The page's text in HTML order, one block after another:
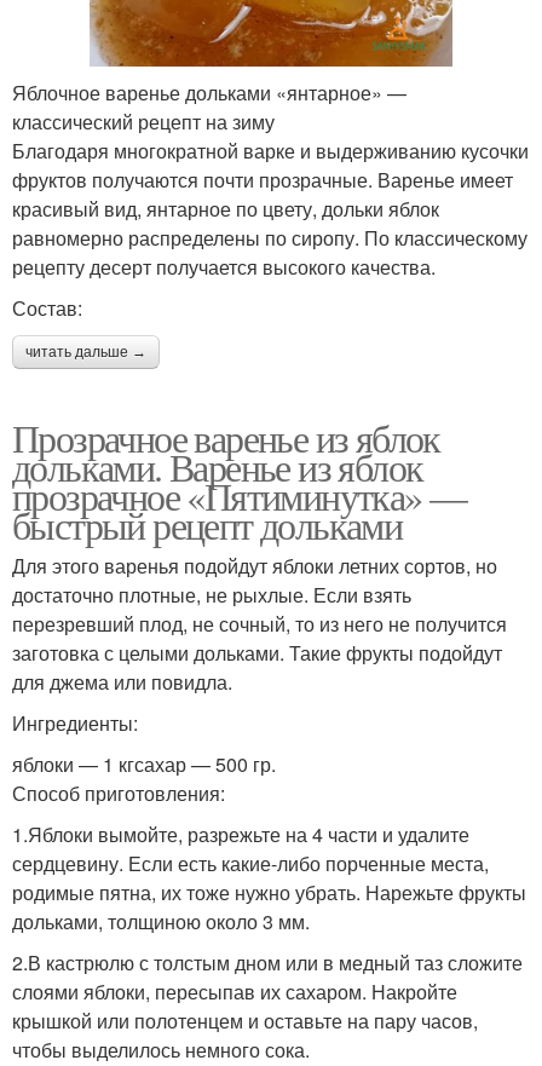
Яблочное варенье дольками «янтарное» —
классический рецепт на зиму
Благодаря многократной варке и выдерживанию кусочки
фруктов получаются почти прозрачные. Варенье имеет
красивый вид, янтарное по цвету, дольки яблок
равномерно распределены по сиропу. По классическому
рецепту десерт получается высокого качества.
Состав:
читать дальше →
Прозрачное варенье из яблок
дольками. Варенье из яблок
прозрачное «Пятиминутка» —
быстрый рецепт дольками
Для этого варенья подойдут яблоки летних сортов, но
достаточно плотные, не рыхлые. Если взять
перезревший плод, не сочный, то из него не получится
заготовка с целыми дольками. Такие фрукты подойдут
для джема или повидла.
Ингредиенты:
яблоки — 1 кгсахар — 500 гр.
Способ приготовления:
1.Яблоки вымойте, разрежьте на 4 части и удалите
сердцевину. Если есть какие-либо порченные места,
родимые пятна, их тоже нужно убрать. Нарежьте фрукты
дольками, толщиною около 3 мм.
2.В кастрюлю с толстым дном или в медный таз сложите
слоями яблоки, пересыпав их сахаром. Накройте
крышкой или полотенцем и оставьте на пару часов,
чтобы выделилось немного сока.